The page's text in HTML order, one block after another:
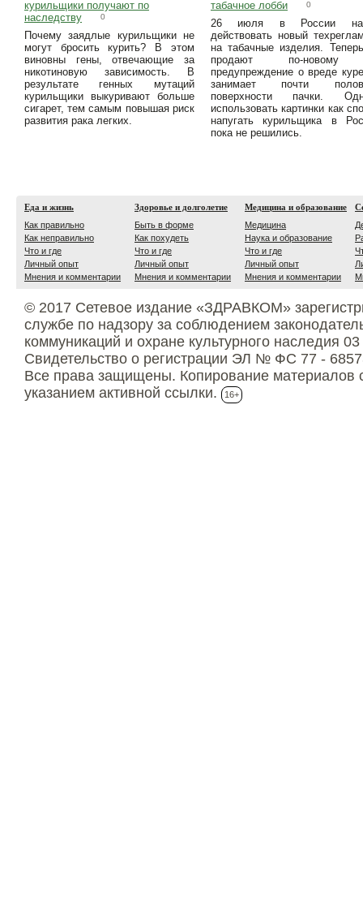
курильщики получают по
наследству
0
Почему заядлые курильщики не
могут бросить курить? В этом
виновны гены, отвечающие за
никотиновую зависимость. В
результате генных мутаций
курильщики выкуривают больше
сигарет, тем самым повышая риск
развития рака легких.
табачное лобби
0
26 июля в России
действовать новый
на табачные изделия.
продают по-
предупреждение о вреде
занимает почти
поверхности пачки.
использовать картинки как
напугать курильщика в
пока не решились.
Еда и жизнь
Как правильно
Как неправильно
Что и где
Личный опыт
Мнения и комментарии
Здоровье и долголетие
Быть в форме
Как похудеть
Что и где
Личный опыт
Мнения и комментарии
Медицина и образование
Медицина
Наука и образование
Что и где
Личный опыт
Мнения и комментарии
© 2017 Сетевое издание «ЗДРАВКОМ»
службе по надзору за соблюдением
коммуникаций и охране культурного наследия
Свидетельство о регистрации ЭЛ № ФС 77 -
Все права защищены. Копирование материалов
указанием активной ссылки.
16+